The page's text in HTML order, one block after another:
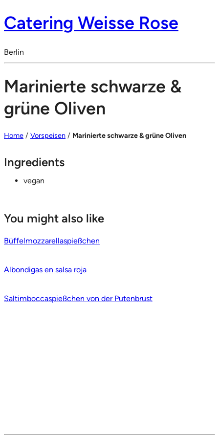
Catering Weisse Rose
Berlin
Marinierte schwarze &
grüne Oliven
Home / Vorspeisen / Marinierte schwarze & grüne Oliven
Ingredients
vegan
You might also like
Büffelmozzarellaspießchen
Albondigas en salsa roja
Saltimboccaspießchen von der Putenbrust